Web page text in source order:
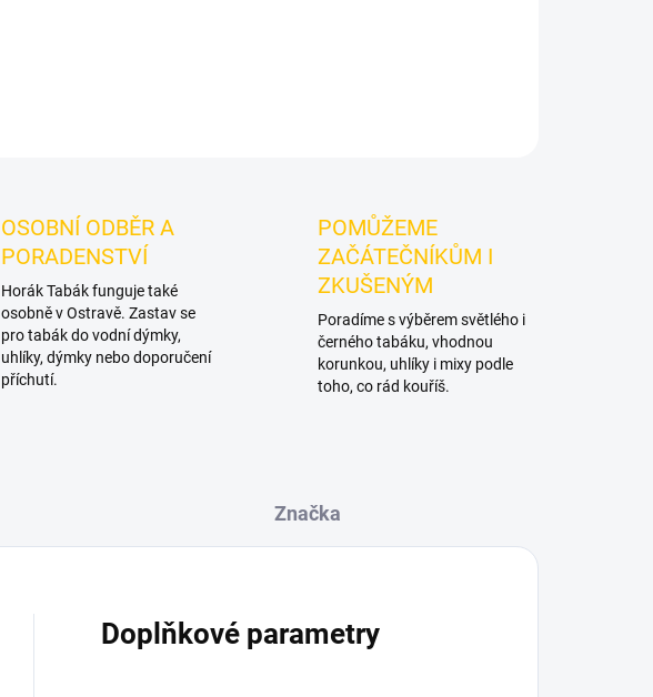
OSOBNÍ ODBĚR A
PORADENSTVÍ
Horák Tabák funguje také
osobně v Ostravě. Zastav se
pro tabák do vodní dýmky,
uhlíky, dýmky nebo doporučení
příchutí.
POMŮŽEME
ZAČÁTEČNÍKŮM I
ZKUŠENÝM
Poradíme s výběrem světlého i
černého tabáku, vhodnou
korunkou, uhlíky i mixy podle
toho, co rád kouříš.
Značka
Doplňkové parametry